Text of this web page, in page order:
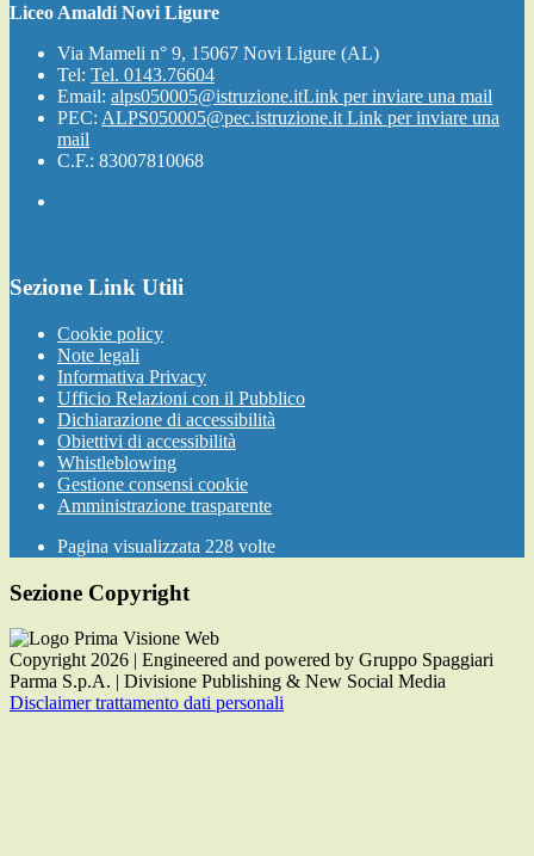
Liceo Amaldi Novi Ligure
Via Mameli n° 9, 15067 Novi Ligure (AL)
Tel: Tel. 0143.76604
Email: alps050005@istruzione.itLink per inviare una mail
PEC: ALPS050005@pec.istruzione.it Link per inviare una
mail
C.F.: 83007810068
Sezione Link Utili
Cookie policy
Note legali
Informativa Privacy
Ufficio Relazioni con il Pubblico
Dichiarazione di accessibilità
Obiettivi di accessibilità
Whistleblowing
Gestione consensi cookie
Amministrazione trasparente
Pagina visualizzata 228 volte
Sezione Copyright
Copyright 2026 | Engineered and powered by Gruppo Spaggiari
Parma S.p.A. | Divisione Publishing & New Social Media
Disclaimer trattamento dati personali